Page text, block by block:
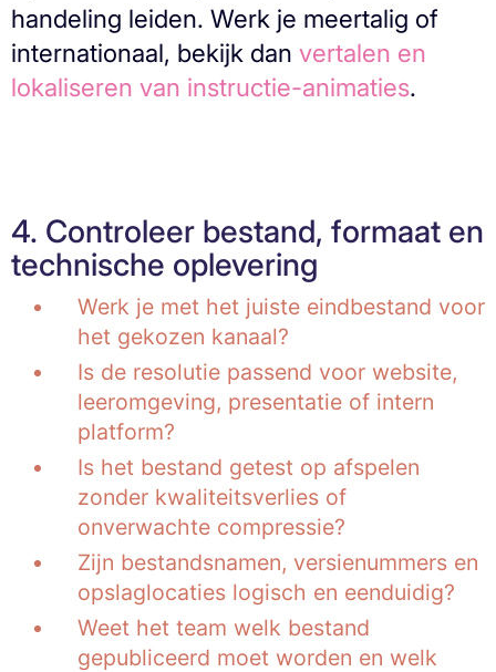
handeling leiden. Werk je meertalig of
internationaal, bekijk dan vertalen en
lokaliseren van instructie-animaties.
4. Controleer bestand, formaat en
technische oplevering
Werk je met het juiste eindbestand voor
het gekozen kanaal?
Is de resolutie passend voor website,
leeromgeving, presentatie of intern
platform?
Is het bestand getest op afspelen
zonder kwaliteitsverlies of
onverwachte compressie?
Zijn bestandsnamen, versienummers en
opslaglocaties logisch en eenduidig?
Weet het team welk bestand
gepubliceerd moet worden en welk